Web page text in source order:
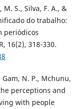
M. S., Silva, F. A., &
do trabalho:
periódicos
16(2), 318-330.
Gam, N. P., Mchunu,
perceptions and
with people